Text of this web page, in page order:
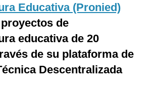
Educativa (Pronied)
de
educativa de 20
de su plataforma de
Descentralizada